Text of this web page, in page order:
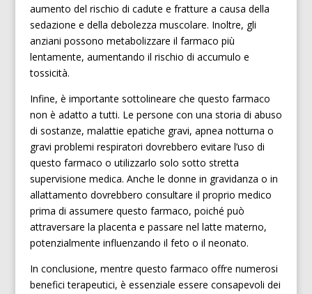
aumento del rischio di cadute e fratture a causa della
sedazione e della debolezza muscolare. Inoltre, gli
anziani possono metabolizzare il farmaco più
lentamente, aumentando il rischio di accumulo e
tossicità.
Infine, è importante sottolineare che questo farmaco
non è adatto a tutti. Le persone con una storia di abuso
di sostanze, malattie epatiche gravi, apnea notturna o
gravi problemi respiratori dovrebbero evitare l’uso di
questo farmaco o utilizzarlo solo sotto stretta
supervisione medica. Anche le donne in gravidanza o in
allattamento dovrebbero consultare il proprio medico
prima di assumere questo farmaco, poiché può
attraversare la placenta e passare nel latte materno,
potenzialmente influenzando il feto o il neonato.
In conclusione, mentre questo farmaco offre numerosi
benefici terapeutici, è essenziale essere consapevoli dei